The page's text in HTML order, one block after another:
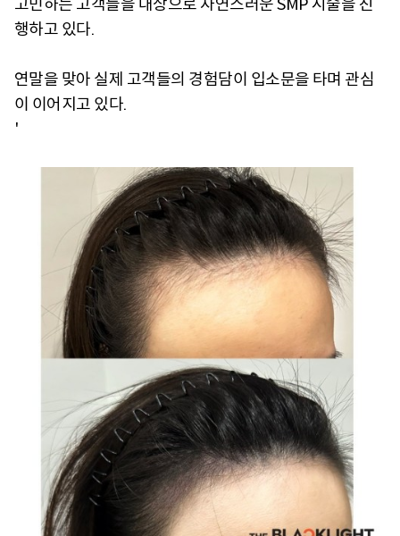
고민하는 고객들을 대상으로 자연스러운 SMP 시술을 진
행하고 있다.
연말을 맞아 실제 고객들의 경험담이 입소문을 타며 관심
이 이어지고 있다.
'